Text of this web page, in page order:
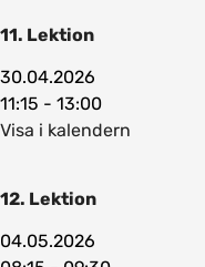
11. Lektion
30.04.2026
11:15 - 13:00
Visa i kalendern
12. Lektion
04.05.2026